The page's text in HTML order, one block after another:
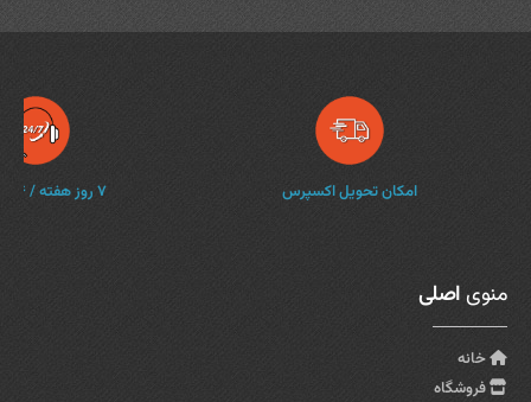
امکان تحویل اکسپرس ۷ روز هفته / ۲۴ ساعته
منویاصلی
خانه
فروشگاه